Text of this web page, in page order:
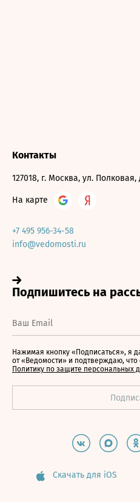
Контакты
127018, г. Москва, ул. Полковая,
На карте
+7 495 956-34-58
info@vedomosti.ru
Нажимая кнопку «Подписаться», я
от «Ведомости» и подтверждаю,
Политику по защите персональных
Скачать для iOS